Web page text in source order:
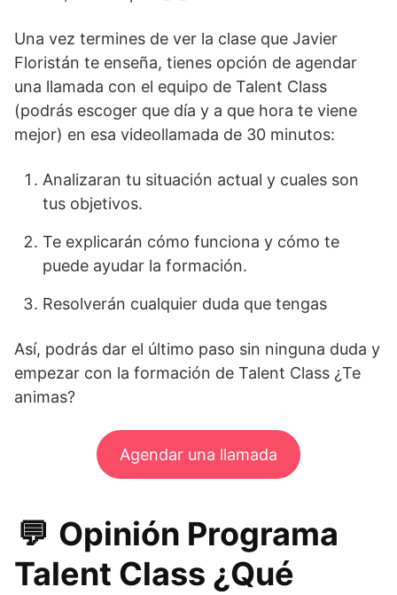
Una vez termines de ver la clase que Javier
Floristán te enseña, tienes opción de agendar
una llamada con el equipo de Talent Class
(podrás escoger que día y a que hora te viene
mejor) en esa videollamada de 30 minutos:
Analizaran tu situación actual y cuales son
tus objetivos.
Te explicarán cómo funciona y cómo te
puede ayudar la formación.
Resolverán cualquier duda que tengas
Así, podrás dar el último paso sin ninguna duda y
empezar con la formación de Talent Class ¿Te
animas?
Agendar una llamada
💬 Opinión Programa
Talent Class ¿Qué